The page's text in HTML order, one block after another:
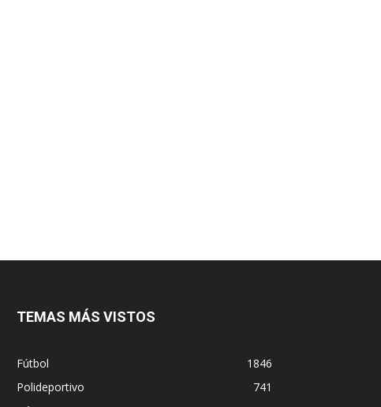
TEMAS MÁS VISTOS
Fútbol
1846
Polideportivo
741